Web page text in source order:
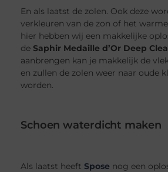
En als laatst de zolen. Ook deze
verkleuren van de zon of het
hier hebben wij een makkelijke
de Saphir Medaille d’Or Deep
aanbrengen kan je makkelijk de
en zullen de zolen weer naar oude
worden.
Schoen waterdicht maken
Als laatst heeft Spose nog een